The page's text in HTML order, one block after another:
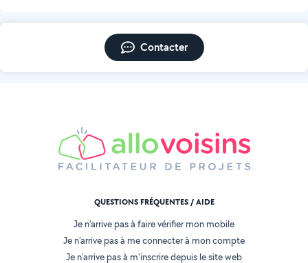
Contacter
QUESTIONS FRÉQUENTES / AIDE
Je n'arrive pas à faire vérifier mon mobile
Je n'arrive pas à me connecter à mon compte
Je n'arrive pas à m'inscrire depuis le site web